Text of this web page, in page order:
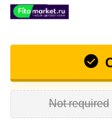
Not required